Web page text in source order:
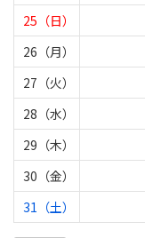
25（日）
26（月）
27（火）
28（水）
29（木）
30（金）
31（土）